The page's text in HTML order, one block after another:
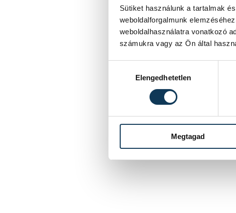
Sütiket használunk a tartalmak
weboldalforgalmunk
weboldalhasználatra vonatkozó
számukra vagy az Ön által
Elengedhetetlen
Megtagad